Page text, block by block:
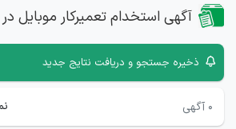
آگهی استخدام تعمیرکار موبایل
ذخیره جستجو و دریافت نتایج جدید
۰ آگهی